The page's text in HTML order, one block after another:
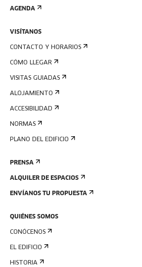
AGENDA
VISÍTANOS
CONTACTO Y HORARIOS
CÓMO LLEGAR
VISITAS GUIADAS
ALOJAMIENTO
ACCESIBILIDAD
NORMAS
PLANO DEL EDIFICIO
PRENSA
ALQUILER DE ESPACIOS
ENVÍANOS TU PROPUESTA
QUIÉNES SOMOS
CONÓCENOS
EL EDIFICIO
HISTORIA